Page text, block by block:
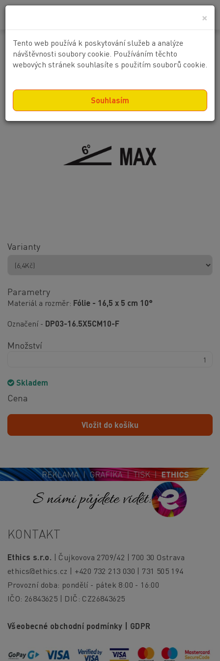
×
Tento web používá k poskytování služeb a analýze
návštěvnosti soubory cookie. Používáním těchto
webových stránek souhlasíte s použitím souborů cookie.
Souhlasím
Svahová dostupnost ..°
Varianty
Parametry
Materiál a rozměr Fólie - 16,5 x 5 cm 10°
Označení - DP03-16.5X5CM10-F
Množství
Skladem
Cena
Vložit do košíku
S námi půjdete vidět!
KONTAKT
Ethics s.r.o. | Čujkovova 2709/42 | 700 30 Ostrava
ethics@ethics.cz | +420 732 213 030 | 731 505 194
Provozní doba: pondělí - pátek 8:00 - 16:00
IČO: 26843625 | DIČ: CZ26843625
Všeobecné obchodní podmínky GDPR